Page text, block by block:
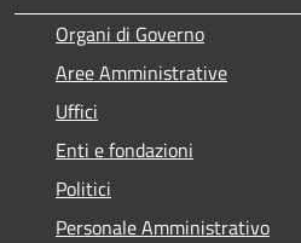
Organi di Governo
Aree Amministrative
Uffici
Enti e fondazioni
Politici
Personale Amministrativo